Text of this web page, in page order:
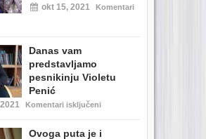
okt 15, 2021
Komentari
Danas vam
predstavljamo
pesnikinju Violetu
Penić
Komentari isključeni
Ovoga puta je i